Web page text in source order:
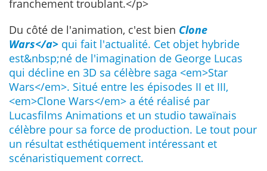
franchement troublant.</p>
Du côté de l'animation, c'est bien Clone
Wars</a> qui fait l'actualité. Cet objet hybride
est&nbsp;né de l'imagination de George Lucas
qui décline en 3D sa célèbre saga <em>Star
Wars</em>. Situé entre les épisodes II et III,
<em>Clone Wars</em> a été réalisé par
Lucasfilms Animations et un studio tawaïnais
célèbre pour sa force de production. Le tout pour
un résultat esthétiquement intéressant et
scénaristiquement correct.